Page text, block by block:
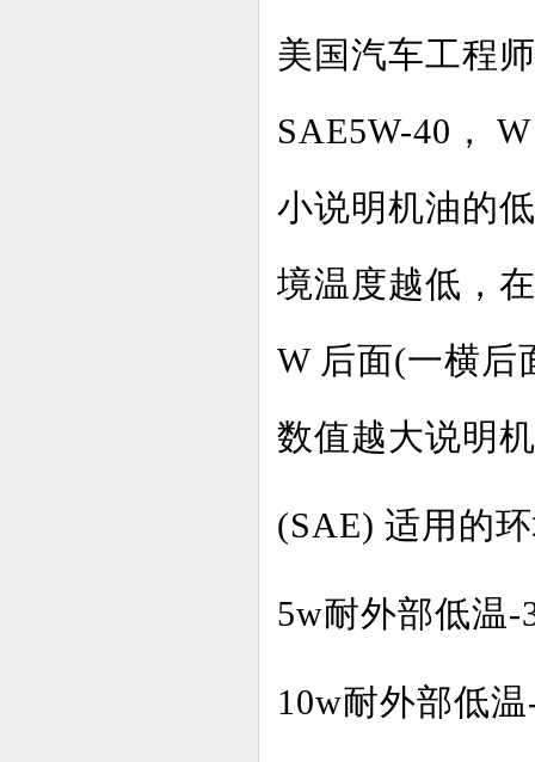
美国汽车工程
SAE5W-40，
小说明机油的
境温度越低，
W 后面(一横后
数值越大说明
(SAE) 适用的
5w耐外部低温-
10w耐外部低温